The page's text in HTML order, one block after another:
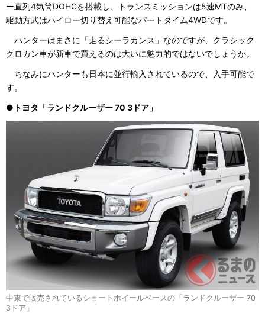
ー直列4気筒DOHCを搭載し、トランスミッションは5速MTのみ、
駆動方式はハイロー切り替え可能なパートタイム4WDです。
ハンターはまさに「走るシーラカンス」なのですが、クラシック
クロカン車が新車で買えるのは大いに魅力的ではないでしょうか。
ちなみにハンターも日本に並行輸入されているので、入手可能で
す。
●トヨタ「ランドクルーザー 70 3ドア」
中東で販売されているショートホイールベースの「ランドクルーザー 70
3ドア」